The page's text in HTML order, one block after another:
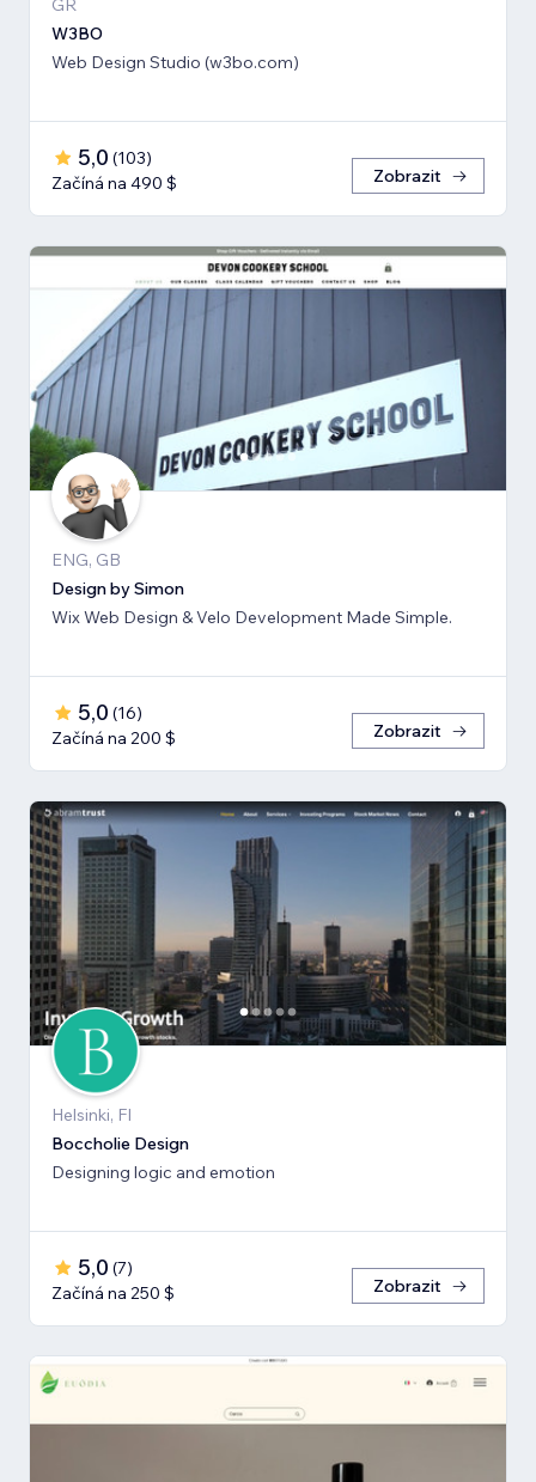
GR
W3BO
Web Design Studio (w3bo.com)
5,0 (103)
Začíná na 490 $
Zobrazit
ENG, GB
Design by Simon
Wix Web Design & Velo Development Made Simple.
5,0 (16)
Začíná na 200 $
Zobrazit
Helsinki, FI
Boccholie Design
Designing logic and emotion
5,0 (7)
Začíná na 250 $
Zobrazit